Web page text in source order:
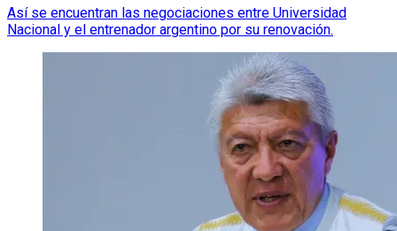
Así se encuentran las negociaciones entre Universidad
Nacional y el entrenador argentino por su renovación.